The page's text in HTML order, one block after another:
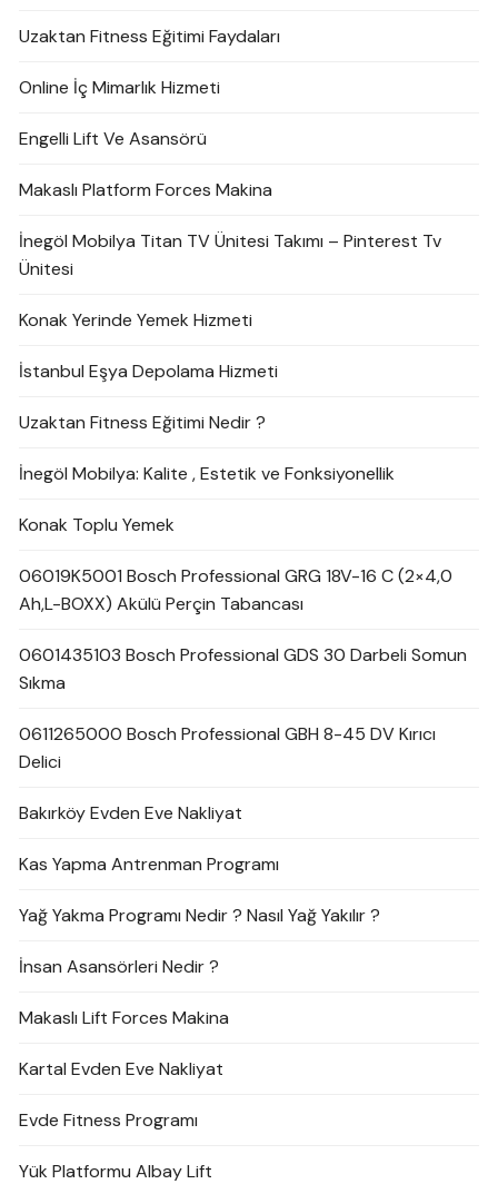
Uzaktan Fitness Eğitimi Faydaları
Online İç Mimarlık Hizmeti
Engelli Lift Ve Asansörü
Makaslı Platform Forces Makina
İnegöl Mobilya Titan TV Ünitesi Takımı – Pinterest Tv
Ünitesi
Konak Yerinde Yemek Hizmeti
İstanbul Eşya Depolama Hizmeti
Uzaktan Fitness Eğitimi Nedir ?
İnegöl Mobilya: Kalite , Estetik ve Fonksiyonellik
Konak Toplu Yemek
06019K5001 Bosch Professional GRG 18V-16 C (2×4,0
Ah,L-BOXX) Akülü Perçin Tabancası
0601435103 Bosch Professional GDS 30 Darbeli Somun
Sıkma
0611265000 Bosch Professional GBH 8-45 DV Kırıcı
Delici
Bakırköy Evden Eve Nakliyat
Kas Yapma Antrenman Programı
Yağ Yakma Programı Nedir ? Nasıl Yağ Yakılır ?
İnsan Asansörleri Nedir ?
Makaslı Lift Forces Makina
Kartal Evden Eve Nakliyat
Evde Fitness Programı
Yük Platformu Albay Lift